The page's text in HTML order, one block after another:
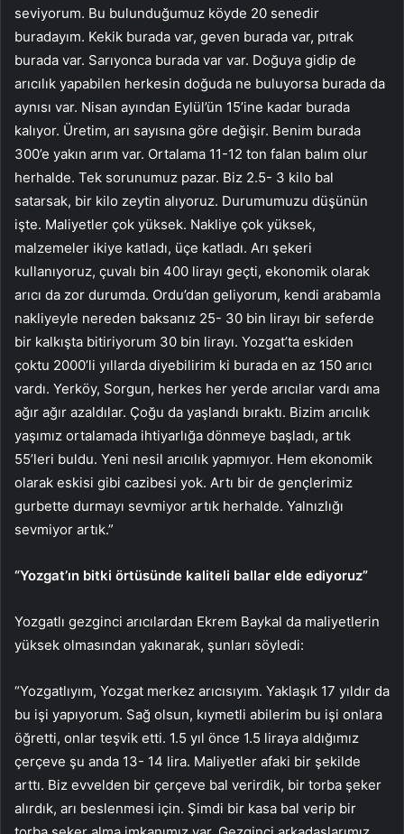
seviyorum. Bu bulunduğumuz köyde 20 senedir
buradayım. Kekik burada var, geven burada var, pıtrak
burada var. Sarıyonca burada var var. Doğuya gidip de
arıcılık yapabilen herkesin doğuda ne buluyorsa burada da
aynısı var. Nisan ayından Eylül’ün 15’ine kadar burada
kalıyor. Üretim, arı sayısına göre değişir. Benim burada
300’e yakın arım var. Ortalama 11-12 ton falan balım olur
herhalde. Tek sorunumuz pazar. Biz 2.5- 3 kilo bal
satarsak, bir kilo zeytin alıyoruz. Durumumuzu düşünün
işte. Maliyetler çok yüksek. Nakliye çok yüksek,
malzemeler ikiye katladı, üçe katladı. Arı şekeri
kullanıyoruz, çuvalı bin 400 lirayı geçti, ekonomik olarak
arıcı da zor durumda. Ordu’dan geliyorum, kendi arabamla
nakliyeyle nereden baksanız 25- 30 bin lirayı bir seferde
bir kalkışta bitiriyorum 30 bin lirayı. Yozgat’ta eskiden
çoktu 2000’li yıllarda diyebilirim ki burada en az 150 arıcı
vardı. Yerköy, Sorgun, herkes her yerde arıcılar vardı ama
ağır ağır azaldılar. Çoğu da yaşlandı bıraktı. Bizim arıcılık
yaşımız ortalamada ihtiyarlığa dönmeye başladı, artık
55’leri buldu. Yeni nesil arıcılık yapmıyor. Hem ekonomik
olarak eskisi gibi cazibesi yok. Artı bir de gençlerimiz
gurbette durmayı sevmiyor artık herhalde. Yalnızlığı
sevmiyor artık.”
“Yozgat’ın bitki örtüsünde kaliteli ballar elde ediyoruz”
Yozgatlı gezginci arıcılardan Ekrem Baykal da maliyetlerin
yüksek olmasından yakınarak, şunları söyledi:
“Yozgatlıyım, Yozgat merkez arıcısıyım. Yaklaşık 17 yıldır da
bu işi yapıyorum. Sağ olsun, kıymetli abilerim bu işi onlara
öğretti, onlar teşvik etti. 1.5 yıl önce 1.5 liraya aldığımız
çerçeve şu anda 13- 14 lira. Maliyetler afaki bir şekilde
arttı. Biz evvelden bir çerçeve bal verirdik, bir torba şeker
alırdık, arı beslenmesi için. Şimdi bir kasa bal verip bir